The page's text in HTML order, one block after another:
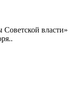
власти»